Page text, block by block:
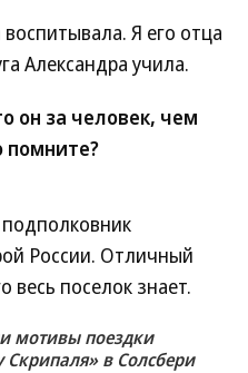
Я его отца
Александра учила.
он за человек, чем
помните?
России. Отличный
весь поселок знает.
мотивы поездки
в Солсбери